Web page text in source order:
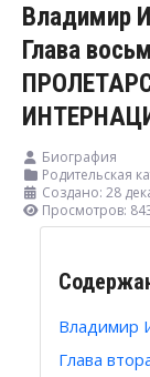
Владимир
Глава
Биография
Родительская
Создано: 28
Просмотров:
Владимир
Глава